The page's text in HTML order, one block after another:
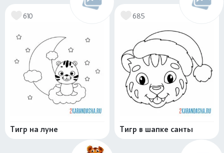
610
Тигр на луне
685
Тигр в шапке санты